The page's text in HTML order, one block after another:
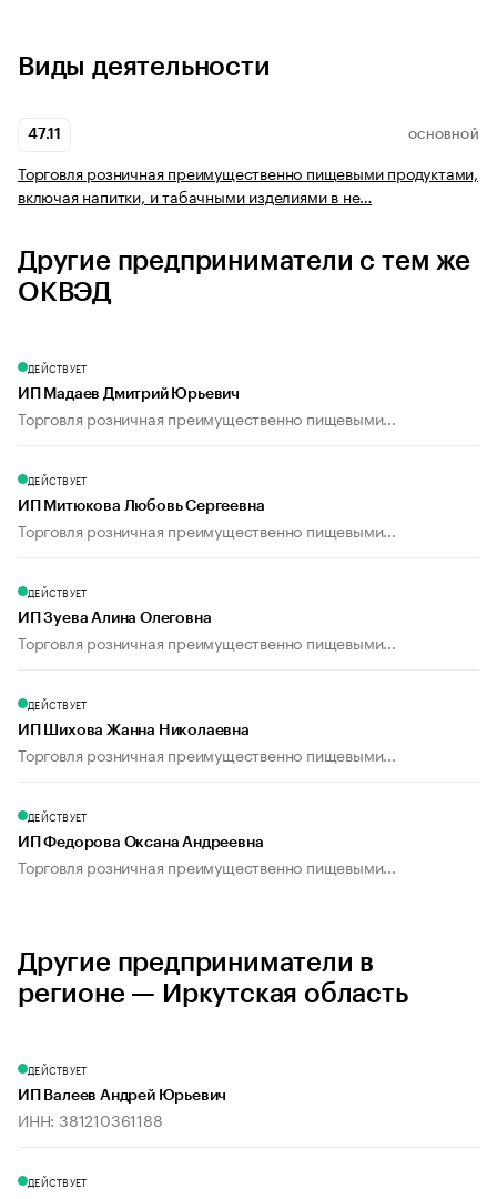
Виды деятельности
47.11 ОСНОВНОЙ
Торговля розничная преимущественно пищевыми продуктами,
включая напитки, и табачными изделиями в не…
Другие предприниматели с тем же
ОКВЭД
ДЕЙСТВУЕТ
ИП Мадаев Дмитрий Юрьевич
Торговля розничная преимущественно пищевыми...
ДЕЙСТВУЕТ
ИП Митюкова Любовь Сергеевна
Торговля розничная преимущественно пищевыми...
ДЕЙСТВУЕТ
ИП Зуева Алина Олеговна
Торговля розничная преимущественно пищевыми...
ДЕЙСТВУЕТ
ИП Шихова Жанна Николаевна
Торговля розничная преимущественно пищевыми...
ДЕЙСТВУЕТ
ИП Федорова Оксана Андреевна
Торговля розничная преимущественно пищевыми...
Другие предприниматели в
регионе — Иркутская область
ДЕЙСТВУЕТ
ИП Валеев Андрей Юрьевич
ИНН: 381210361188
ДЕЙСТВУЕТ